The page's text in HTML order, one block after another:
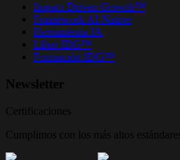
Impact-Driven Growth™
Framework AI-Native
Herramienta IA
Libro IDG™
Formación IDG™
Newsletter
Certificaciones
Cumplimos con los más altos